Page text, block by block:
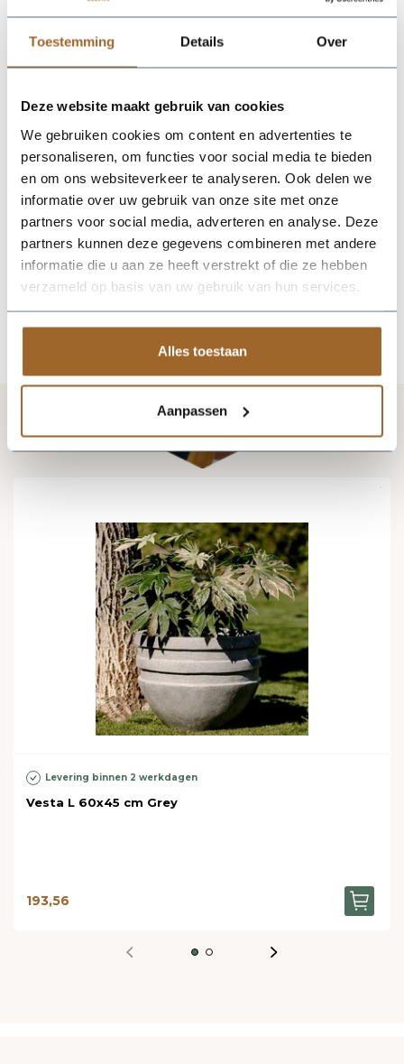
Toestemming Details Over
Deze website maakt gebruik van cookies
We gebruiken cookies om content en advertenties te
personaliseren, om functies voor social media te bieden
en om ons websiteverkeer te analyseren. Ook delen we
informatie over uw gebruik van onze site met onze
partners voor social media, adverteren en analyse. Deze
partners kunnen deze gegevens combineren met andere
informatie die u aan ze heeft verstrekt of die ze hebben
verzameld op basis van uw gebruik van hun services.
Alles toestaan
Aanpassen
1/4 deel hydrokorrels. Tenslotte kun je de plantenbak afvullen
Op zoek naar een vakkundige
hulp?
Neem contact op of bezoek de showroom!
Levering binnen 2 werkdagen
Vesta L 60x45 cm Grey
193,56